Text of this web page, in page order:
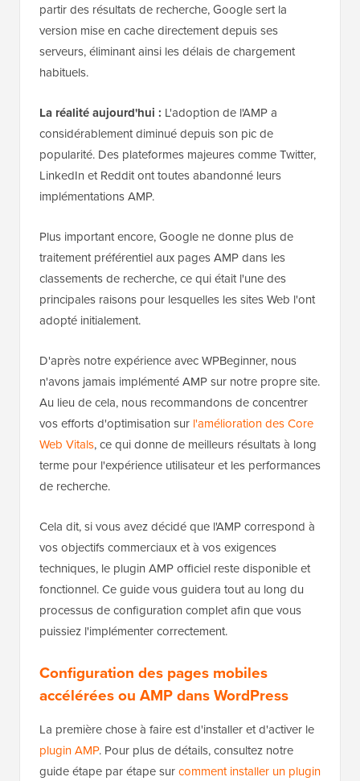
partir des résultats de recherche, Google sert la
version mise en cache directement depuis ses
serveurs, éliminant ainsi les délais de chargement
habituels.
La réalité aujourd'hui : L'adoption de l'AMP a
considérablement diminué depuis son pic de
popularité. Des plateformes majeures comme Twitter,
LinkedIn et Reddit ont toutes abandonné leurs
implémentations AMP.
Plus important encore, Google ne donne plus de
traitement préférentiel aux pages AMP dans les
classements de recherche, ce qui était l'une des
principales raisons pour lesquelles les sites Web l'ont
adopté initialement.
D'après notre expérience avec WPBeginner, nous
n'avons jamais implémenté AMP sur notre propre site.
Au lieu de cela, nous recommandons de concentrer
vos efforts d'optimisation sur l'amélioration des Core
Web Vitals, ce qui donne de meilleurs résultats à long
terme pour l'expérience utilisateur et les performances
de recherche.
Cela dit, si vous avez décidé que l'AMP correspond à
vos objectifs commerciaux et à vos exigences
techniques, le plugin AMP officiel reste disponible et
fonctionnel. Ce guide vous guidera tout au long du
processus de configuration complet afin que vous
puissiez l'implémenter correctement.
Configuration des pages mobiles
accélérées ou AMP dans WordPress
La première chose à faire est d'installer et d'activer le
plugin AMP. Pour plus de détails, consultez notre
guide étape par étape surcomment installer un plugin